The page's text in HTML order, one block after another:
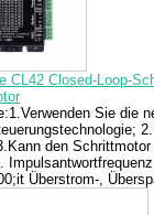
CL42 Closed-Loop-
Sie die
den
Überstrom-,